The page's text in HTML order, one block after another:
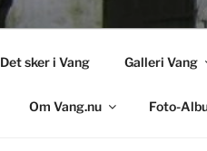
Det sker i Vang Galleri Vang
Om Vang.nu Foto-